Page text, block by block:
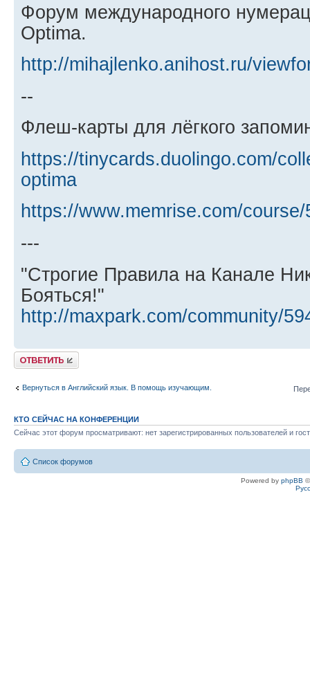
Форум международного
Optima.
http://mihajlenko.anihost.ru/
--
Флеш-карты для лёгкого
https://tinycards.duolingo.com/
optima
https://www.memrise.com/
---
"Строгие Правила на Канале
Бояться!"
http://maxpark.com/community/
Ответить
Вернуться в Английский язык. В помощь изучающим.
КТО СЕЙЧАС НА КОНФЕРЕНЦИИ
Сейчас этот форум просматривают: нет зарегистрированных пользователей и
Список форумов
Powered by phpBB